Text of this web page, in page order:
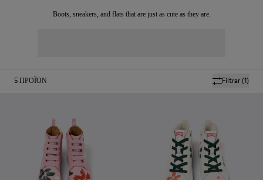
Boots, sneakers, and flats that are just as cute as they are.
Filtrar(1)
5ΠΡΟΪΌΝ